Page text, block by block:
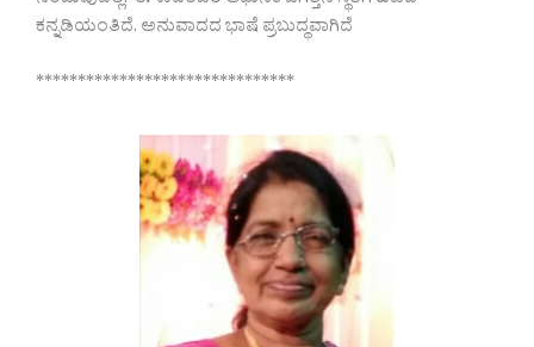
ಕನ್ನಡಿಯಂತಿದೆ. ಅನುವಾದದ ಭಾಷೆ ಪ್ರಬುದ್ಧವಾಗಿದೆ
*******************************